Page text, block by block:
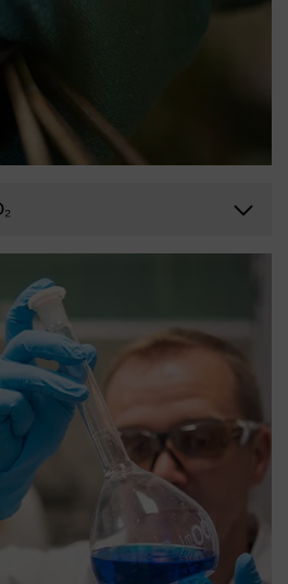
les empreintes carbone
produits uvex.